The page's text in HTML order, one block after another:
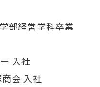
部経営学科卒業
入社
会 入社